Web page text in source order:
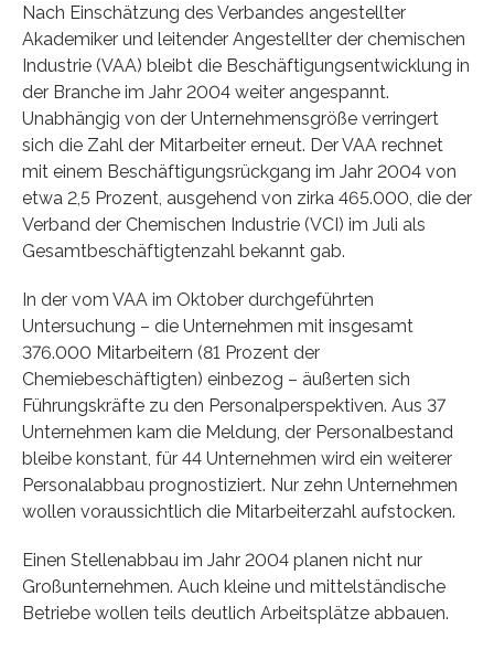
Nach Einschätzung des Verbandes angestellter
Akademiker und leitender Angestellter der chemischen
Industrie (VAA) bleibt die Beschäftigungsentwicklung in
der Branche im Jahr 2004 weiter angespannt.
Unabhängig von der Unternehmensgröße verringert
sich die Zahl der Mitarbeiter erneut. Der VAA rechnet
mit einem Beschäftigungsrückgang im Jahr 2004 von
etwa 2,5 Prozent, ausgehend von zirka 465.000, die der
Verband der Chemischen Industrie (VCI) im Juli als
Gesamtbeschäftigtenzahl bekannt gab.
In der vom VAA im Oktober durchgeführten
Untersuchung – die Unternehmen mit insgesamt
376.000 Mitarbeitern (81 Prozent der
Chemiebeschäftigten) einbezog – äußerten sich
Führungskräfte zu den Personalperspektiven. Aus 37
Unternehmen kam die Meldung, der Personalbestand
bleibe konstant, für 44 Unternehmen wird ein weiterer
Personalabbau prognostiziert. Nur zehn Unternehmen
wollen voraussichtlich die Mitarbeiterzahl aufstocken.
Einen Stellenabbau im Jahr 2004 planen nicht nur
Großunternehmen. Auch kleine und mittelständische
Betriebe wollen teils deutlich Arbeitsplätze abbauen.